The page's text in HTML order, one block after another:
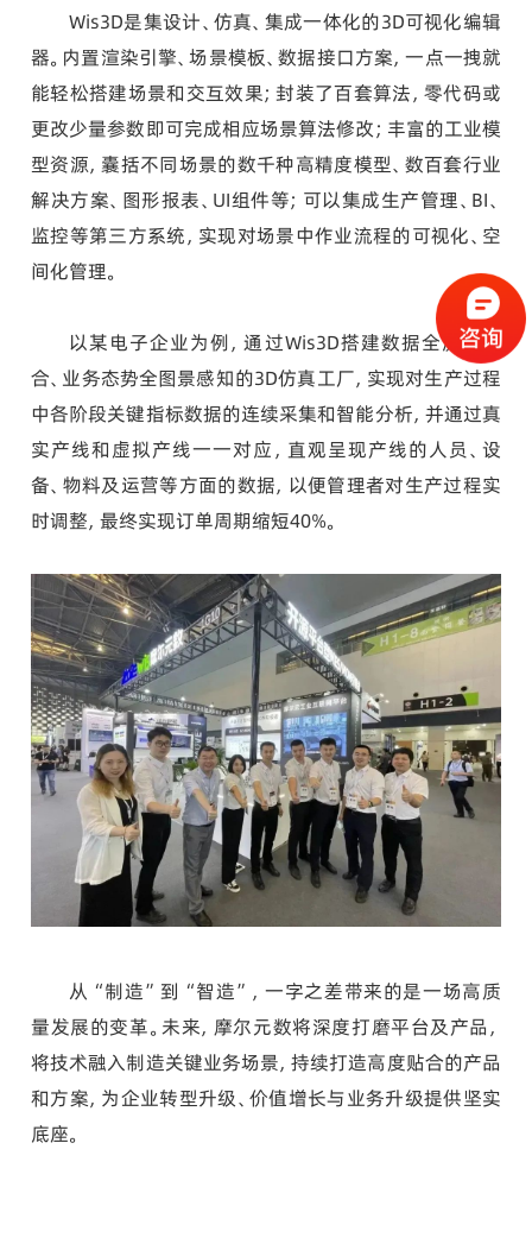
Wis3D是集设计、仿真、集成一体化的3D可视化编辑
器。内置渲染引擎、场景模板、数据接口方案，一点一拽就
能轻松搭建场景和交互效果；封装了百套算法，零代码或
更改少量参数即可完成相应场景算法修改；丰富的工业模
型资源，囊括不同场景的数千种高精度模型、数百套行业
解决方案、图形报表、UI组件等；可以集成生产管理、BI、
监控等第三方系统，实现对场景中作业流程的可视化、空
间化管理。
以某电子企业为例，通过Wis3D搭建数据全流程融
合、业务态势全图景感知的3D仿真工厂，实现对生产过程
中各阶段关键指标数据的连续采集和智能分析，并通过真
实产线和虚拟产线一一对应，直观呈现产线的人员、设
备、物料及运营等方面的数据，以便管理者对生产过程实
时调整，最终实现订单周期缩短40%。
从“制造”到“智造”，一字之差带来的是一场高质
量发展的变革。未来，摩尔元数将深度打磨平台及产品，
将技术融入制造关键业务场景，持续打造高度贴合的产品
和方案，为企业转型升级、价值增长与业务升级提供坚实
底座。